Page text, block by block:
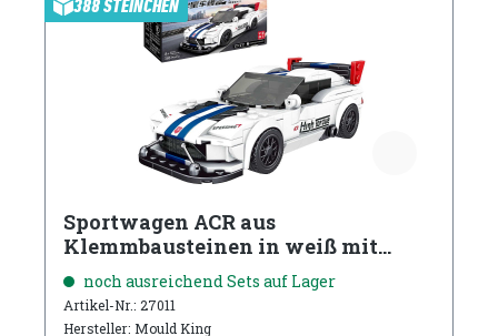
Sportwagen ACR aus
Klemmbausteinen in weiß mit
Acryl Vitrine
noch ausreichend Sets auf Lager
Artikel-Nr.: 27011
Hersteller: Mould King